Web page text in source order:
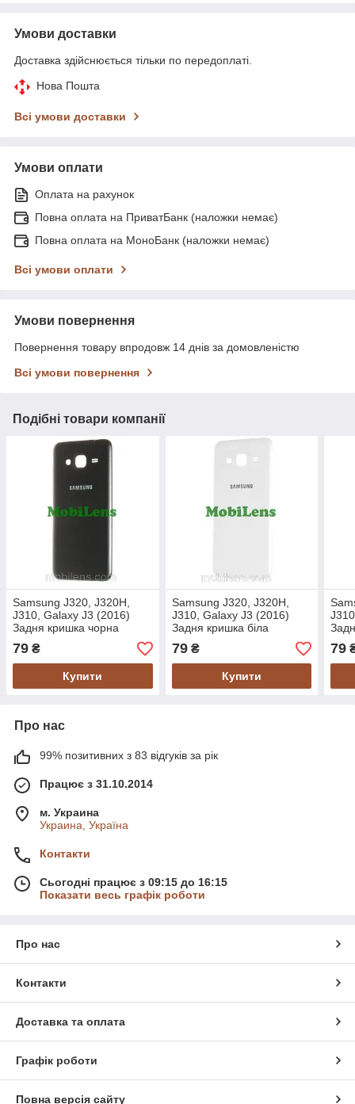
Умови доставки
Доставка здійснюється тільки по передоплаті.
Нова Пошта
Всі умови доставки
Умови оплати
Оплата на рахунок
Повна оплата на ПриватБанк (наложки немає)
Повна оплата на МоноБанк (наложки немає)
Всі умови оплати
Умови повернення
Повернення товару впродовж 14 днів за домовленістю
Всі умови повернення
Подібні товари компанії
Samsung J320, J320H,
J310, Galaxy J3 (2016)
Задня кришка чорна
79 ₴
Купити
Samsung J320, J320H,
J310, Galaxy J3 (2016)
Задня кришка біла
79₴
Купити
79
Про нас
99% позитивних з 83 відгуків за рік
Працює з 31.10.2014
м. Украина
Украина, Україна
Контакти
Сьогодні працює з 09:15 до 16:15
Показати весь графік роботи
Про нас
Контакти
Доставка та оплата
Графік роботи
Повна версія сайту